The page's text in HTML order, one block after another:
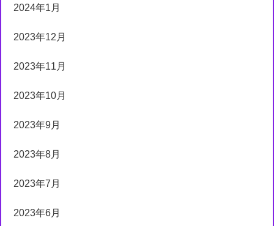
2024年1月
2023年12月
2023年11月
2023年10月
2023年9月
2023年8月
2023年7月
2023年6月